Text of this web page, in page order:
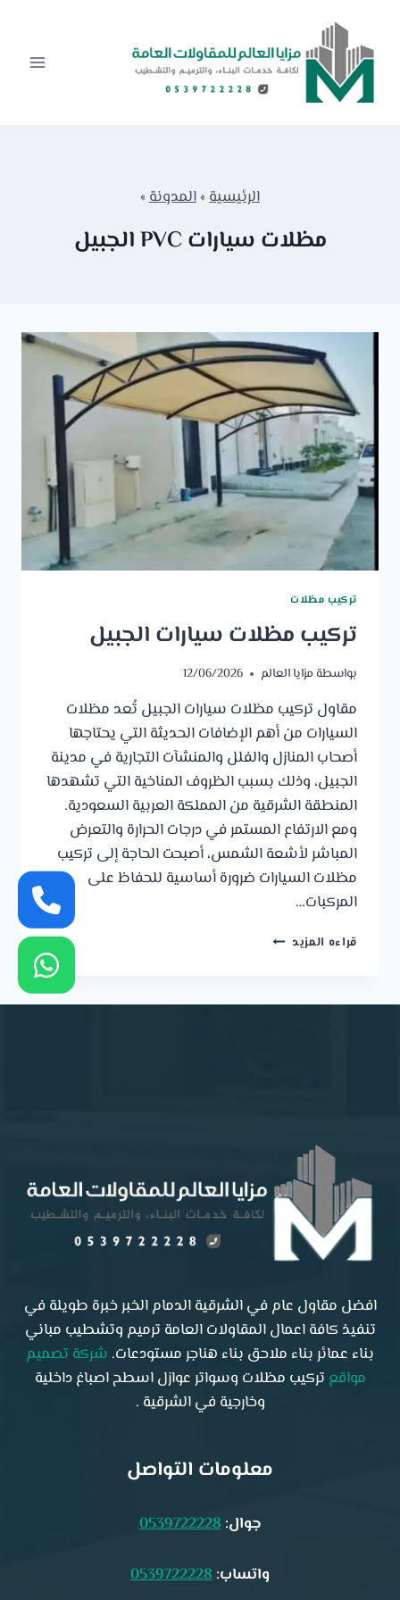
المحتوى
الرئيسية»المدونة»
مظلات سيارات PVC الجبيل
تركيب مظلات
تركيب مظلات سيارات الجبيل
بواسطة مزايا العالم 12/06/2026
مقاول تركيب مظلات سيارات الجبيل تُعد مظلات
السيارات من أهم الإضافات الحديثة التي يحتاجها
أصحاب المنازل والفلل والمنشآت التجارية في مدينة
الجبيل، وذلك بسبب الظروف المناخية التي تشهدها
المنطقة الشرقية من المملكة العربية السعودية.
ومع الارتفاع المستمر في درجات الحرارة والتعرض
المباشر لأشعة الشمس، أصبحت الحاجة إلى تركيب
مظلات السيارات ضرورة أساسية للحفاظ على
المركبات…
قراءه المزيد تركيب
افضل مقاول عام في الشرقية الدمام الخبر خبرة طويلة في
تنفيذ كافة اعمال المقاولات العامة ترميم وتشطيب مباني
بناء عمائر بناء ملاحق بناء هناجر مستودعات. شركة تصميم
مواقع تركيب مظلات وسواتر عوازل اسطح اصباغ داخلية
وخارجية في الشرقية .
معلومات التواصل
جوال:0539722228
واتساب:0539722228